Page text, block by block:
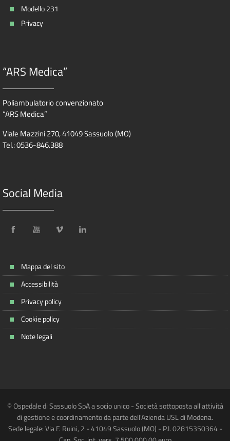
Modello 231
Privacy
“ARS Medica”
Poliambulatorio convenzionato
“ARS Medica”
Viale Mazzini 270, 41049 Sassuolo (MO)
Tel.: 0536-846.388
Social Media
Mappa del sito
Accessibilità
Privacy policy
Cookie policy
Note legali
© Ospedale di Sassuolo SpA a socio unico - Società sottoposta all'attività
di gestione e coordinamento da parte dell'Azienda USL di Modena.
Sede legale: Via F. Ruini, 2 - 41049 Sassuolo (MO) - P.I. 02815350364 -